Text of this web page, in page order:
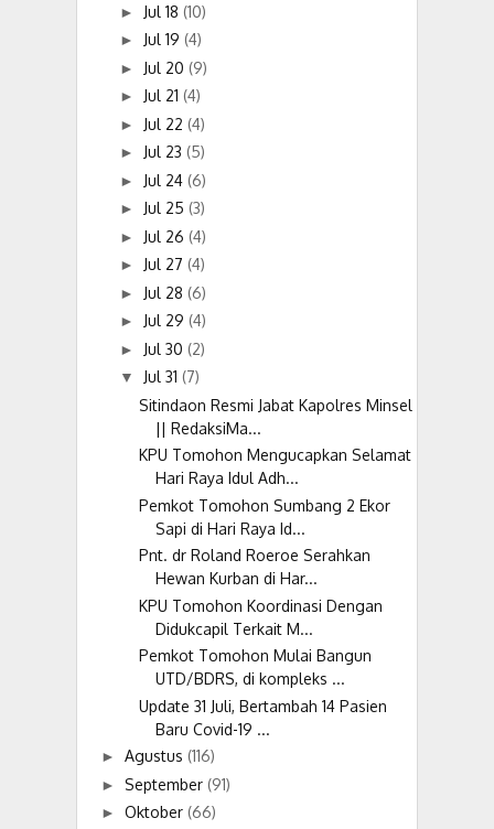
► Jul 18 (10)
► Jul 19 (4)
► Jul 20 (9)
► Jul 21 (4)
► Jul 22 (4)
► Jul 23 (5)
► Jul 24 (6)
► Jul 25 (3)
► Jul 26 (4)
► Jul 27 (4)
► Jul 28 (6)
► Jul 29 (4)
► Jul 30 (2)
▼ Jul 31 (7)
Sitindaon Resmi Jabat Kapolres Minsel
|| RedaksiMa...
KPU Tomohon Mengucapkan Selamat
Hari Raya Idul Adh...
Pemkot Tomohon Sumbang 2 Ekor
Sapi di Hari Raya Id...
Pnt. dr Roland Roeroe Serahkan
Hewan Kurban di Har...
KPU Tomohon Koordinasi Dengan
Didukcapil Terkait M...
Pemkot Tomohon Mulai Bangun
UTD/BDRS, di kompleks ...
Update 31 Juli, Bertambah 14 Pasien
Baru Covid-19 ...
► Agustus (116)
► September (91)
► Oktober (66)